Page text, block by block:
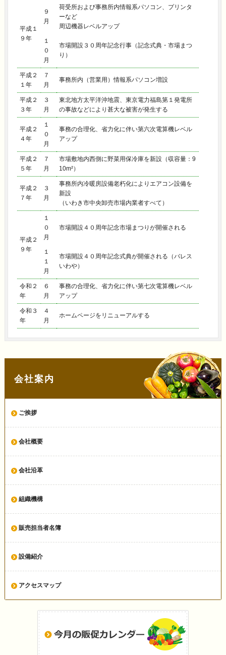
平成１
９年
９
月
荷受所および事務所内情報系パソコン、プリンタ
ーなど
周辺機器レベルアップ
１
０
月
市場開設３０周年記念行事（記念式典・市場まつ
り）
平成２
１年
７
月
事務所内（営業用）情報系パソコン増設
平成２
３年
３
月
東北地方太平洋沖地震、東京電力福島第１発電所
の事故などにより甚大な被害が発生する
平成２
４年
１
０
月
事務の合理化、省力化に伴い第六次電算機レベル
アップ
平成２
５年
７
月
市場敷地内西側に野菜用保冷庫を新設（収容量：9
10m²）
平成２
７年
３
月
事務所内冷暖房設備老朽化によりエアコン設備を
新設
（いわき市中央卸売市場内業者すべて）
平成２
９年
１
０
月
市場開設４０周年記念市場まつりが開催される
１
１
月
市場開設４０周年記念式典が開催される（バレス
いわや）
令和２
年
６
月
事務の合理化、省力化に伴い第七次電算機レベル
アップ
令和３
年
４
月
ホームページをリニューアルする
会社案内
ご挨拶
会社概要
会社沿革
組織機構
販売担当者名簿
設備紹介
アクセスマップ